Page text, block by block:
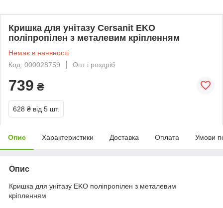
Кришка для унітазу Cersanit EKO
поліпропілен з металевим кріпленням
Немає в наявності
Код: 000028759
Опт і роздріб
739 ₴
628 ₴ від 5 шт.
Опис Характеристики Доставка Оплата Умови
Опис
Кришка для унітазу EKO поліпропілен з металевим
кріпленням